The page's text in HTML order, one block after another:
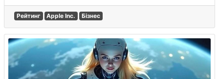
Рейтинг Apple Inc. Бізнес